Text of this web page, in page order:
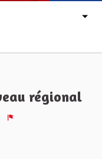
régional